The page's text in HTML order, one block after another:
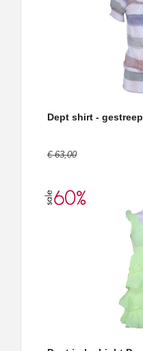
Dept shirt -
€ 63,00